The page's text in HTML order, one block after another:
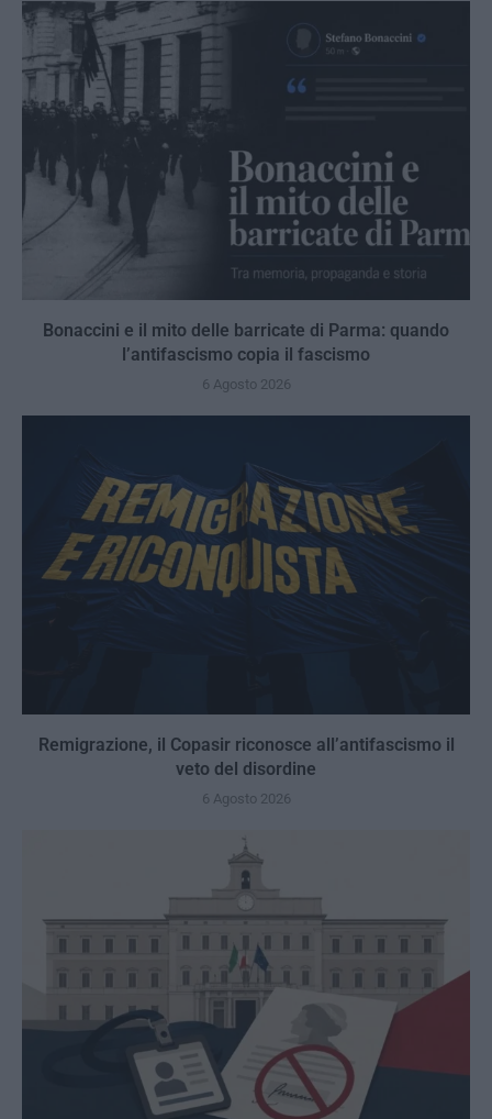
Bonaccini e il mito delle barricate di Parma: quando
l’antifascismo copia il fascismo
6 Agosto 2026
Remigrazione, il Copasir riconosce all’antifascismo il
veto del disordine
6 Agosto 2026